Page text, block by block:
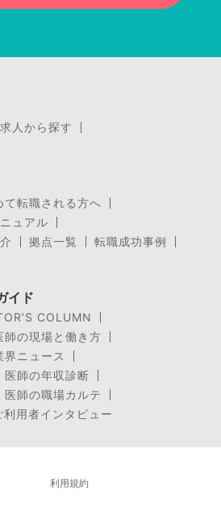
人から探す
て転職される方へ
ュアル
拠点一覧
転職成功事例
イド
COLUMN
師の現場と働き方
界ニュース
医師の年収診断
医師の職場カルテ
用者インタビュー
利用規約